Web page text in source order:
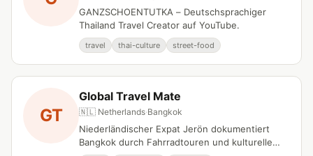
GANZSCHOENTUTKA – Deutschsprachiger
Thailand Travel Creator auf YouTube.
travel thai-culture street-food
GT
Global Travel Mate
🇳🇱 Netherlands·Bangkok
Niederländischer Expat Jerön dokumentiert
Bangkok durch Fahrradtouren und kulturelle